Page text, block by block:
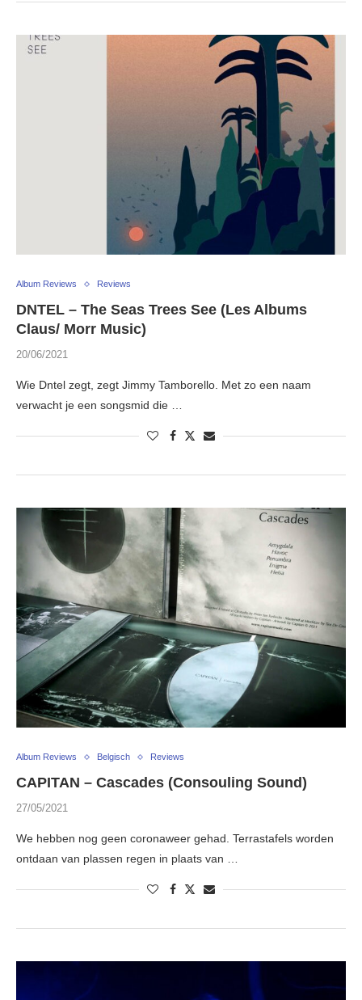
Album Reviews Reviews
DNTEL – The Seas Trees See (Les Albums
Claus/ Morr Music)
20/06/2021
Wie Dntel zegt, zegt Jimmy Tamborello. Met zo een naam
verwacht je een songsmid die …
Album Reviews Belgisch Reviews
CAPITAN – Cascades (Consouling Sound)
27/05/2021
We hebben nog geen coronaweer gehad. Terrastafels worden
ontdaan van plassen regen in plaats van …